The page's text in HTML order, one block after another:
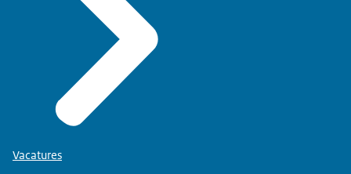
Vacatures